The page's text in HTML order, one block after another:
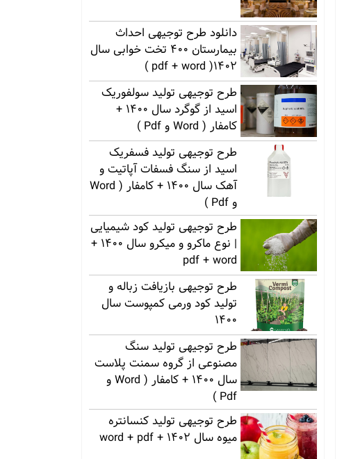
دانلود طرح توجیهی احداث
بیمارستان 400 تخت خوابی سال
1402( pdf + word )
طرح توجیهی تولید سولفوریک
اسید از گوگرد سال 1400 +
کامفار ( Word و Pdf )
طرح توجیهی تولید فسفریک
اسید از سنگ فسفات آپاتیت و
آهک سال 1400 + کامفار ( Word
و Pdf )
طرح توجیهی تولید کود شیمیایی
| نوع ماکرو و میکرو سال 1400 +
pdf + word
طرح توجیهی بازیافت زباله و
تولید کود ورمی کمپوست سال
1400
طرح توجیهی تولید سنگ
مصنوعی از گروه سمنت پلاست
سال 1400 + کامفار ( Word و
Pdf )
طرح توجیهی تولید کنسانتره
میوه سال 1402 + word + pdf